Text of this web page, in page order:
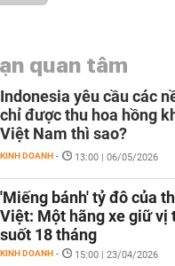
quan tâm
Indonesia yêu cầu các
chỉ được thu hoa hồng
Việt Nam thì sao?
KINH DOANH - 13:00 | 06/05/2026
'Miếng bánh' tỷ đô của
Việt: Một hãng xe giữ vị
suốt 18 tháng
KINH DOANH - 15:00 | 23/04/2026